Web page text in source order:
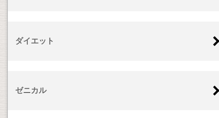
ダイエット
ゼニカル